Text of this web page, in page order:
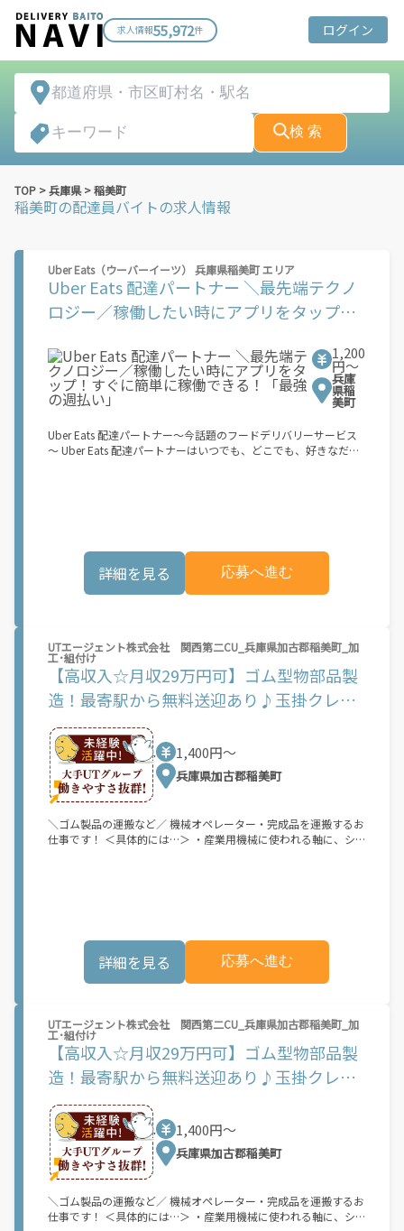
求人情報55,972件 ログイン
検 索
TOP >兵庫県>稲美町
稲美町の配達員バイトの求人情報
Uber Eats（ウーバーイーツ） 兵庫県稲美町 エリア
Uber Eats 配達パートナー ＼最先端テクノ
ロジー／稼働したい時にアプリをタップ！
い」
1,200
円〜
兵庫
県稲
美町
Uber Eats 配達パートナー～今話題のフードデリバリーサービス
～ Uber Eats 配達パートナーはいつでも、どこでも、好きなだけ
題ありません！ ★自分の自転車・原付バイク(125cc以下)・軽貨
物車両でOK！ ★私服でOK！ ＼万がイチという時も安心！事故の
時は安心の傷害補償！／ 必要なのは【自転車】と【スマホ】の
間＝稼ぐ時間に！ 家事や授業、サークル活動など忙しいからこ
そ、空いた時間を有効活用！自分にあったスタイルで稼働できま
す。 「休日に１時間だけ！」 「予定がなくなったから今日稼ぐ
か...！」 時間も場所も自分次第！ 【原付（125cc以下）で配達希
望の場合は】 原付（レンタル車も可）and普通自動車免許をお持
ちの人 【軽貨物またはバイク（125cc超）もOKですが、その場合
は...】 事業用ナンバー（軽自動車の場合は黒ナンバー、バイクの
場合は緑ナンバー）が必要になります。 ※稼働できるのは、あな
たの街で Uber Eats のサービスが開始してからになります。サー
ビス開始日は、アカウント作成後に配信されるメールをご確認く
ださい。
詳細を見る 応募へ進む
UTエージェント株式会社 関西第二CU_兵庫県加古郡稲美町_加
工･組付け
【高収入☆月収29万円可】ゴム型物部品製
造！最寄駅から無料送迎あり♪玉掛クレー
ンの資格必須◎
1,400円〜
兵庫県加古郡稲美町
＼ゴム製品の運搬など／ 機械オペレーター・完成品を運搬するお
仕事です！ ＜具体的には…＞ ・産業用機械に使われる軸に、シ
・業務外交流 少ない ☆☆★☆☆ 多い ・身につく知識/経験
汎用性 ☆☆★☆☆ 専門性 ・派遣先企業社員との関わり 少ない
☆☆★☆☆ 多い ・派遣社員比率 少ない ☆☆★☆☆ 多い ・仕
へのご案内が難しい場合があります。 ◆高収入☆月収29万円可！
安定した収入が得られます！ ◆GWなどの長期休暇あり☆帰省や
レジャーも楽しめます♪ ◆マイカー通勤OK♪通勤もらくらくで
す◎ 《給与》 時給1,400円～ 時給：1,400円～ 月収例：291,000
円（時給×8H実働×20日稼働＋各種手当） 【デジタルギフト】
トで2万円分支給♪ 【日払い制度】 利用申し込み完了後～最短5
分で受け取り可能！スマホから簡単に申請いただけます！※規定
あり◆玉掛け、クレーン資格をお持ちの方 ◎学歴不問 ◎フォー
クリフト資格をお持ちの方歓迎 ◎若手男性活躍中！ 《履歴書不
要☆オンライン面接OK》 家にいながらスマホですぐにWEB面談
問いません！ お気軽にご応募ください！ 稼ぎたい！休日が多い
方がいい！など あなたの希望の働き方をお聞かせください♪
詳細を見る 応募へ進む
UTエージェント株式会社 関西第二CU_兵庫県加古郡稲美町_加
工･組付け
【高収入☆月収29万円可】ゴム型物部品製
造！最寄駅から無料送迎あり♪玉掛クレー
ンの資格必須◎
1,400円〜
兵庫県加古郡稲美町
＼ゴム製品の運搬など／ 機械オペレーター・完成品を運搬するお
仕事です！ ＜具体的には…＞ ・産業用機械に使われる軸に、シ